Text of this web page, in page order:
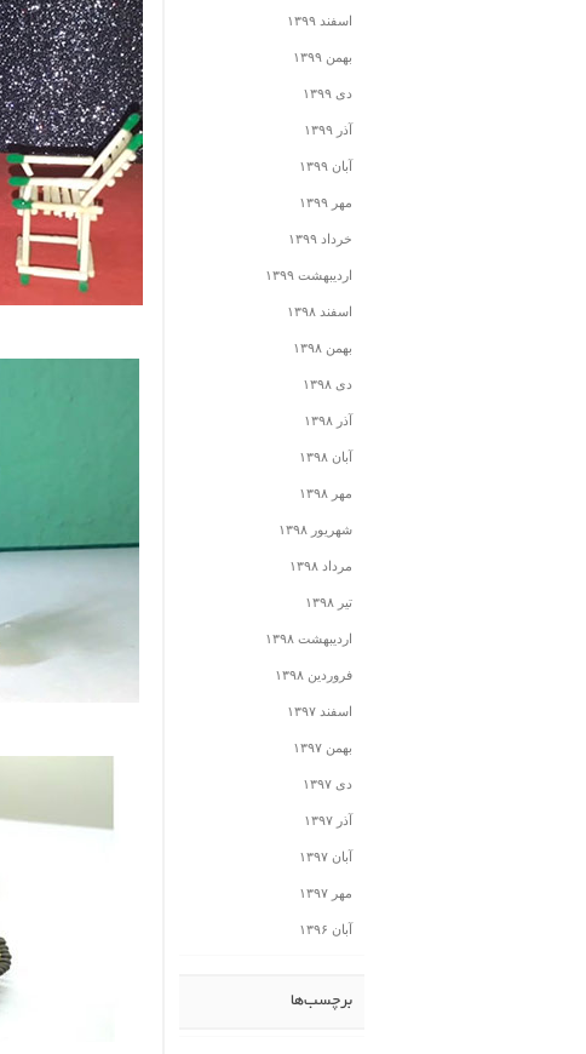
اسفند ۱۳۹۹
بهمن ۱۳۹۹
دی ۱۳۹۹
آذر ۱۳۹۹
آبان ۱۳۹۹
مهر ۱۳۹۹
خرداد ۱۳۹۹
اردیبهشت ۱۳۹۹
اسفند ۱۳۹۸
بهمن ۱۳۹۸
دی ۱۳۹۸
آذر ۱۳۹۸
آبان ۱۳۹۸
مهر ۱۳۹۸
شهریور ۱۳۹۸
مرداد ۱۳۹۸
تیر ۱۳۹۸
اردیبهشت ۱۳۹۸
فروردین ۱۳۹۸
اسفند ۱۳۹۷
بهمن ۱۳۹۷
دی ۱۳۹۷
آذر ۱۳۹۷
آبان ۱۳۹۷
مهر ۱۳۹۷
آبان ۱۳۹۶
برچسب‌ها